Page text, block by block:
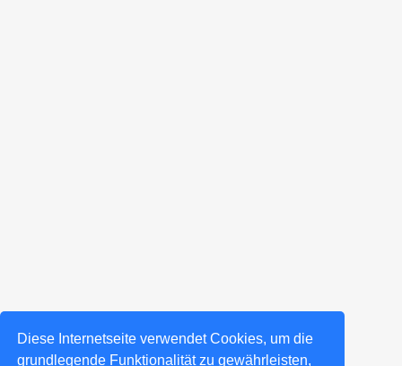
Diese Internetseite verwendet Cookies, um die
grundlegende Funktionalität zu gewährleisten,